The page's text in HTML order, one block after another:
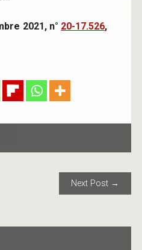
2021, n° 20-17.526,
Next Post →